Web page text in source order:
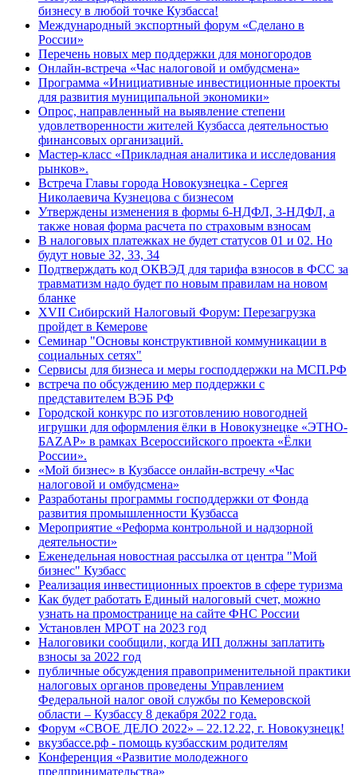
бизнесу в любой точке Кузбасса!
Международный экспортный форум «Сделано в
России»
Перечень новых мер поддержки для моногородов
Онлайн-встреча «Час налоговой и омбудсмена»
Программа «Инициативные инвестиционные проекты
для развития муниципальной экономики»
Опрос, направленный на выявление степени
удовлетворенности жителей Кузбасса деятельностью
финансовых организаций.
Мастер-класс «Прикладная аналитика и исследования
рынков».
Встреча Главы города Новокузнецка - Сергея
Николаевича Кузнецова с бизнесом
Утверждены изменения в формы 6-НДФЛ, 3-НДФЛ, а
также новая форма расчета по страховым взносам
В налоговых платежках не будет статусов 01 и 02. Но
будут новые 32, 33, 34
Подтверждать код ОКВЭД для тарифа взносов в ФСС за
травматизм надо будет по новым правилам на новом
бланке
XVII Сибирский Налоговый Форум: Перезагрузка
пройдет в Кемерове
Семинар "Основы конструктивной коммуникации в
социальных сетях"
Сервисы для бизнеса и меры господдержки на МСП.РФ
встреча по обсуждению мер поддержки с
представителем ВЭБ РФ
Городской конкурс по изготовлению новогодней
игрушки для оформления ёлки в Новокузнецке «ЭТНО-
БАZАР» в рамках Всероссийского проекта «Ёлки
России».
«Мой бизнес» в Кузбассе онлайн-встречу «Час
налоговой и омбудсмена»
Разработаны программы господдержки от Фонда
развития промышленности Кузбасса
Мероприятие «Реформа контрольной и надзорной
деятельности»
Еженедельная новостная рассылка от центра "Мой
бизнес" Кузбасс
Реализация инвестиционных проектов в сфере туризма
Как будет работать Единый налоговый счет, можно
узнать на промостранице на сайте ФНС России
Установлен МРОТ на 2023 год
Налоговики сообщили, когда ИП должны заплатить
взносы за 2022 год
публичные обсуждения правоприменительной практики
налоговых органов проведены Управлением
Федеральной налог овой службы по Кемеровской
области – Кузбассу 8 декабря 2022 года.
Форум «СВОЕ ДЕЛО 2022» – 22.12.22, г. Новокузнецк!
вкузбассе.рф - помощь кузбасским родителям
Конференция «Развитие молодежного
предпринимательства»